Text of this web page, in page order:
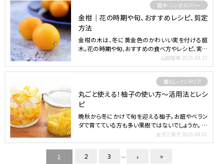
庭木・シンボルツリー
金柑｜花の時期や旬、おすすめレシピ、剪定
方法
金柑の木は、冬に黄金色のかわいい実を付ける庭
木。花の時期や旬、おすすめの食べ方やレシピ、実が
山田智美 2025.09.27
暮らし・インテリア
丸ごと使える！柚子の使い方～活用法とレシ
ピ
晩秋から冬にかけて旬を迎える柚子。お庭やベラン
ダで育てている方も多い果樹ではないでしょうか。 初
金子三保子 2025.08.01
1 2 3 ... »